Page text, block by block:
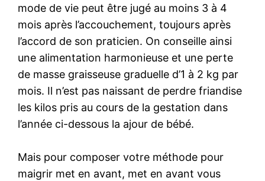
mode de vie peut être jugé au moins 3 à 4
mois après l’accouchement, toujours après
l’accord de son praticien. On conseille ainsi
une alimentation harmonieuse et une perte
de masse graisseuse graduelle d’1 à 2 kg par
mois. Il n’est pas naissant de perdre friandise
les kilos pris au cours de la gestation dans
l’année ci-dessous la ajour de bébé.
Mais pour composer votre méthode pour
maigrir met en avant, met en avant vous